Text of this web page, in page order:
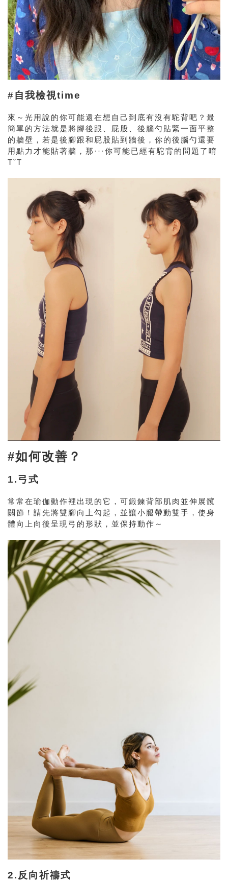
#自我檢視time
來～光用說的你可能還在想自己到底有沒有駝背吧？最
簡單的方法就是將腳後跟、屁股、後腦勺貼緊一面平整
的牆壁，若是後腳跟和屁股貼到牆後，你的後腦勺還要
用點力才能貼著牆，那 ···你可能已經有駝背的問題了唷
TˇT
#如何改善？
1.弓式
常常在瑜伽動作裡出現的它，可鍛鍊背部肌肉並伸展髖
關節！請先將雙腳向上勾起，並讓小腿帶動雙手，使身
體向上向後呈現弓的形狀，並保持動作～
2.反向祈禱式